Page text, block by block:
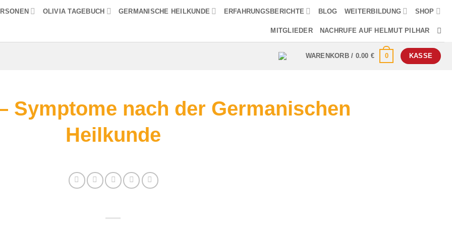
OLIVIA TAGEBUCH GERMANISCHE HEILKUNDE ERFAHRUNGSBERICHTE BLOG WEITERBILDUNG SHOP
MITGLIEDER NACHRUFE AUF HELMUT PILHAR
WARENKORB / 0.00 € 0 KASSE
Symptome nach der Germanischen
Heilkunde